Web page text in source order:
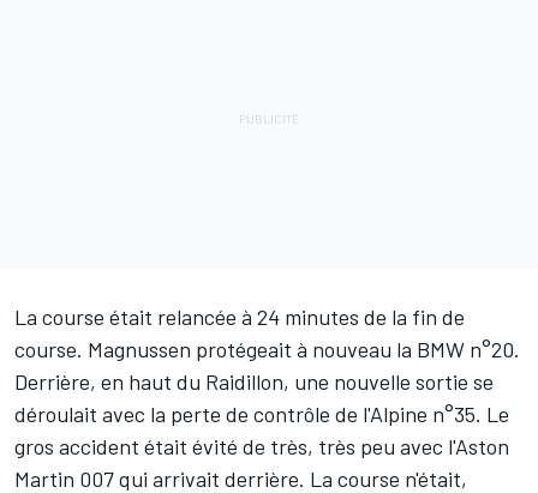
La course était relancée à 24 minutes de la fin de
course. Magnussen protégeait à nouveau la BMW n°20.
Derrière, en haut du Raidillon, une nouvelle sortie se
déroulait avec la perte de contrôle de l'Alpine n°35. Le
gros accident était évité de très, très peu avec l'Aston
Martin 007 qui arrivait derrière. La course n'était,